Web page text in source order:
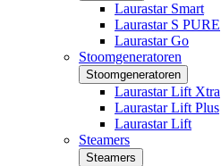
Laurastar Smart
Laurastar S PURE
Laurastar Go
Stoomgeneratoren
Stoomgeneratoren
Laurastar Lift Xtra
Laurastar Lift Plus
Laurastar Lift
Steamers
Steamers